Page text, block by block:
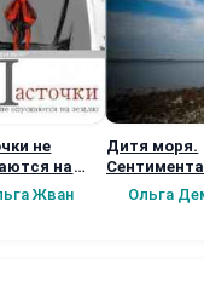
не
на
Жван
Дитя моря.
роман
Ольга